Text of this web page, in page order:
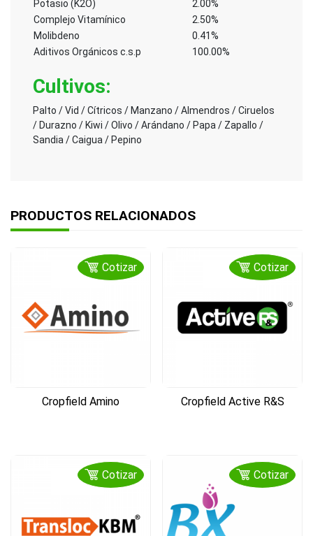
Potasio (K2O)
2.00%
Complejo Vitamínico
2.50%
Molibdeno
0.41%
Aditivos Orgánicos c.s.p
100.00%
Cultivos:
Palto / Vid / Cítricos / Manzano / Almendros / Ciruelos
/ Durazno / Kiwi / Olivo / Arándano / Papa / Zapallo /
Sandia / Caigua / Pepino
PRODUCTOS RELACIONADOS
Cropfield Amino
Cotizar
Cropfield Active R&S
Cotizar
Cotizar Cotizar